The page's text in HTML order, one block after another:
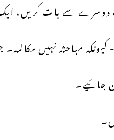
سے بات کریں،
مباحثہ نہیں
جائیے۔